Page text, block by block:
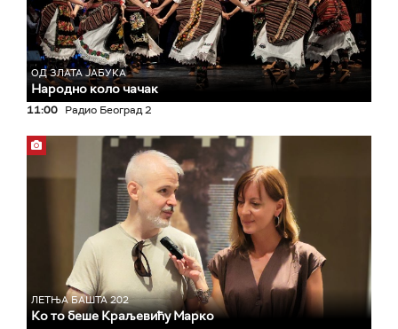
ОД ЗЛАТА ЈАБУКА
Народно коло чачак
11:00 Радио Београд 2
ЛЕТЊА БАШТА 202
Ко то беше Краљевићу Марко